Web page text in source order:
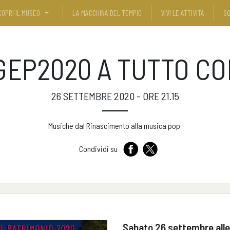
IL MUSEO LA MACCHINA DEL TEMPIO VIVI LE ATTIVITÀ
A TUTTO
26 SETTEMBRE 2020 - ORE 21.15
Musiche dal Rinascimento alla musica pop
Condividi su
Sabato 26 settembre alle